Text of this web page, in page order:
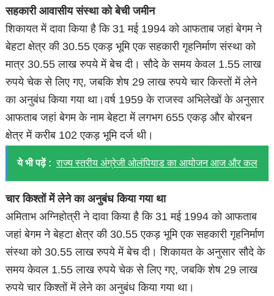
सहकारी आवासीय संस्था को बेची जमीन
शिकायत में दावा किया है कि 31 मई 1994 को आफताब जहां बेगम ने
बेहटा क्षेत्र की 30.55 एकड़ भूमि एक सहकारी गृहनिर्माण संस्था को
मात्र 30.55 लाख रुपये में बेच दी। सौदे के समय केवल 1.55 लाख
रुपये चेक से लिए गए, जबकि शेष 29 लाख रुपये चार किस्तों में लेने
का अनुबंध किया गया था।वर्ष 1959 के राजस्व अभिलेखों के अनुसार
आफताब जहां बेगम के नाम बेहटा में लगभग 655 एकड़ और बोरबन
क्षेत्र में करीब 102 एकड़ भूमि दर्ज थी।
ये भी पढ़ें : राज्य स्तरीय अंग्रेजी ओलंपियाड का आयोजन आज और कल
चार किश्तों में लेने का अनुबंध किया गया था
अमिताभ अग्निहोत्री ने दावा किया है कि 31 मई 1994 को आफताब
जहां बेगम ने बेहटा क्षेत्र की 30.55 एकड़ भूमि एक सहकारी गृहनिर्माण
संस्था को 30.55 लाख रुपये में बेच दी। शिकायत के अनुसार सौदे के
समय केवल 1.55 लाख रुपये चेक से लिए गए, जबकि शेष 29 लाख
रुपये चार किश्तों में लेने का अनुबंध किया गया था।